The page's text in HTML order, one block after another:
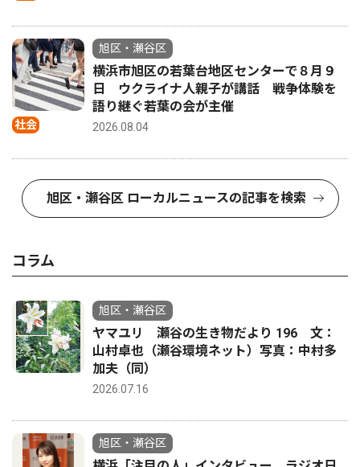
社会
旭区・瀬谷区
横浜市旭区の若葉台地区センターで８月９
日 ウクライナ人親子が講話 戦争体験を
語り継ぐ若葉の会が主催
2026.08.04
旭区・瀬谷区 ローカルニュースの記事を検索
コラム
旭区・瀬谷区
ヤマユリ 瀬谷の生き物だより 196 文：
山村卓也（瀬谷環境ネット）写真：中村多
加夫（同）
2026.07.16
旭区・瀬谷区